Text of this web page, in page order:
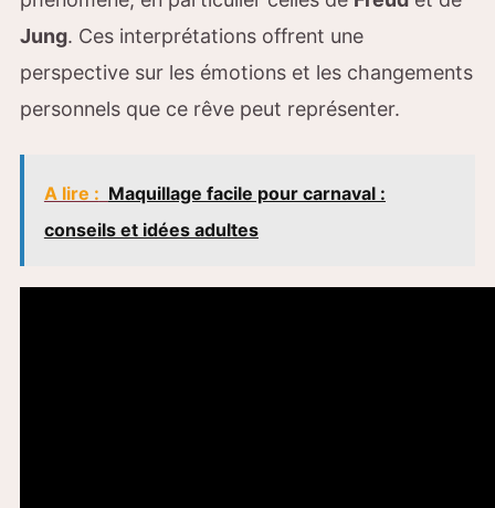
Jung. Ces interprétations offrent une
perspective sur les émotions et les changements
personnels que ce rêve peut représenter.
A lire : Maquillage facile pour carnaval :
conseils et idées adultes